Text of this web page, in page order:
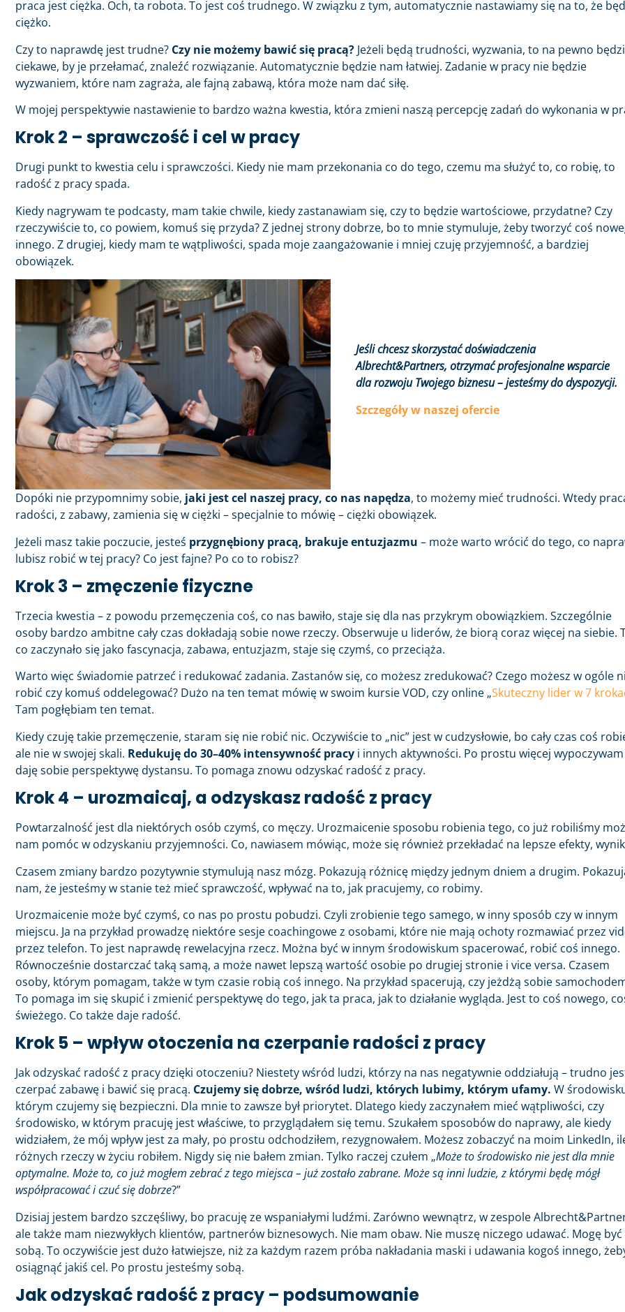
praca jest ciężka. Och, ta robota. To jest coś trudnego. W związku z tym, automatycznie nastawiamy się na to, że
ciężko.
Czy to naprawdę jest trudne? Czy nie możemy bawić się pracą? Jeżeli będą trudności, wyzwania, to na pewno
ciekawe, by je przełamać, znaleźć rozwiązanie. Automatycznie będzie nam łatwiej. Zadanie w pracy nie będzie
wyzwaniem, które nam zagraża, ale fajną zabawą, która może nam dać siłę.
W mojej perspektywie nastawienie to bardzo ważna kwestia, która zmieni naszą percepcję zadań do wykonania w
Krok 2 – sprawczość i cel w pracy
Drugi punkt to kwestia celu i sprawczości. Kiedy nie mam przekonania co do tego, czemu ma służyć to, co robię, to
radość z pracy spada.
Kiedy nagrywam te podcasty, mam takie chwile, kiedy zastanawiam się, czy to będzie wartościowe, przydatne? Czy
rzeczywiście to, co powiem, komuś się przyda? Z jednej strony dobrze, bo to mnie stymuluje, żeby tworzyć coś
innego. Z drugiej, kiedy mam te wątpliwości, spada moje zaangażowanie i mniej czuję przyjemność, a bardziej
obowiązek.
Jeśli chcesz skorzystać doświadczenia
Albrecht&Partners, otrzymać profesjonalne wsparcie
dla rozwoju Twojego biznesu – jesteśmy do dyspozycji.
Szczegóły w naszej ofercie
Dopóki nie przypomnimy sobie, jaki jest cel naszej pracy, co nas napędza, to możemy mieć trudności. Wtedy
radości, z zabawy, zamienia się w ciężki – specjalnie to mówię – ciężki obowiązek.
Jeżeli masz takie poczucie, jesteś przygnębiony pracą, brakuje entuzjazmu – może warto wrócić do tego, co
lubisz robić w tej pracy? Co jest fajne? Po co to robisz?
Krok 3 – zmęczenie fizyczne
Trzecia kwestia – z powodu przemęczenia coś, co nas bawiło, staje się dla nas przykrym obowiązkiem. Szczególnie
osoby bardzo ambitne cały czas dokładają sobie nowe rzeczy. Obserwuje u liderów, że biorą coraz więcej na siebie.
co zaczynało się jako fascynacja, zabawa, entuzjazm, staje się czymś, co przeciąża.
Warto więc świadomie patrzeć i redukować zadania. Zastanów się, co możesz zredukować? Czego możesz w ogóle
robić czy komuś oddelegować? Dużo na ten temat mówię w swoim kursie VOD, czy online „Skuteczny lider w 7
Tam pogłębiam ten temat.
Kiedy czuję takie przemęczenie, staram się nie robić nic. Oczywiście to „nic” jest w cudzysłowie, bo cały czas coś
ale nie w swojej skali. Redukuję do 30–40% intensywność pracy i innych aktywności. Po prostu więcej
daję sobie perspektywę dystansu. To pomaga znowu odzyskać radość z pracy.
Krok 4 – urozmaicaj, a odzyskasz radość z pracy
Powtarzalność jest dla niektórych osób czymś, co męczy. Urozmaicenie sposobu robienia tego, co już robiliśmy
nam pomóc w odzyskaniu przyjemności. Co, nawiasem mówiąc, może się również przekładać na lepsze efekty,
Czasem zmiany bardzo pozytywnie stymulują nasz mózg. Pokazują różnicę między jednym dniem a drugim.
nam, że jesteśmy w stanie też mieć sprawczość, wpływać na to, jak pracujemy, co robimy.
Urozmaicenie może być czymś, co nas po prostu pobudzi. Czyli zrobienie tego samego, w inny sposób czy w innym
miejscu. Ja na przykład prowadzę niektóre sesje coachingowe z osobami, które nie mają ochoty rozmawiać przez
przez telefon. To jest naprawdę rewelacyjna rzecz. Można być w innym środowiskum spacerować, robić coś innego.
Równocześnie dostarczać taką samą, a może nawet lepszą wartość osobie po drugiej stronie i vice versa. Czasem
osoby, którym pomagam, także w tym czasie robią coś innego. Na przykład spacerują, czy jeżdżą sobie
To pomaga im się skupić i zmienić perspektywę do tego, jak ta praca, jak to działanie wygląda. Jest to coś nowego,
świeżego. Co także daje radość.
Krok 5 – wpływ otoczenia na czerpanie radości z pracy
Jak odzyskać radość z pracy dzięki otoczeniu? Niestety wśród ludzi, którzy na nas negatywnie oddziałują – trudno
czerpać zabawę i bawić się pracą. Czujemy się dobrze, wśród ludzi, których lubimy, którym ufamy. W
którym czujemy się bezpieczni. Dla mnie to zawsze był priorytet. Dlatego kiedy zaczynałem mieć wątpliwości, czy
środowisko, w którym pracuję jest właściwe, to przyglądałem się temu. Szukałem sposobów do naprawy, ale kiedy
widziałem, że mój wpływ jest za mały, po prostu odchodziłem, rezygnowałem. Możesz zobaczyć na moim LinkedIn,
różnych rzeczy w życiu robiłem. Nigdy się nie bałem zmian. Tylko raczej czułem „Może to środowisko nie jest dla mnie
optymalne. Może to, co już mogłem zebrać z tego miejsca – już zostało zabrane. Może są inni ludzie, z którymi będę mógł
współpracować i czuć się dobrze?”
Dzisiaj jestem bardzo szczęśliwy, bo pracuję ze wspaniałymi ludźmi. Zarówno wewnątrz, w zespole
ale także mam niezwykłych klientów, partnerów biznesowych. Nie mam obaw. Nie muszę niczego udawać. Mogę być
sobą. To oczywiście jest dużo łatwiejsze, niż za każdym razem próba nakładania maski i udawania kogoś innego,
osiągnąć jakiś cel. Po prostu jesteśmy sobą.
Jak odzyskać radość z pracy – podsumowanie